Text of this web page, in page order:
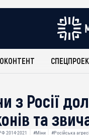
з Росії
та
2014-2021 #Міни #Російська